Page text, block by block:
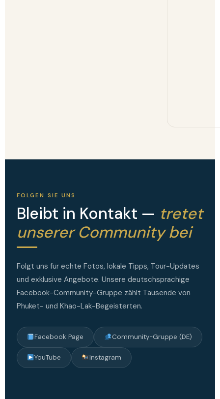
FOLGEN SIE UNS
Bleibt in Kontakt — tretet
unserer Community bei
Folgt uns für echte Fotos, lokale Tipps, Tour-Updates
und exklusive Angebote. Unsere deutschsprachige
Facebook-Community-Gruppe zählt Tausende von
Phuket- und Khao-Lak-Begeisterten.
Facebook Page Community-Gruppe (DE)
YouTube Instagram